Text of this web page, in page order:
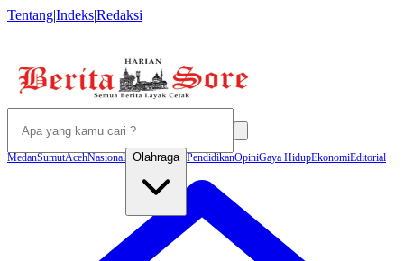
Tentang|Indeks|Redaksi
MedanSumutAcehNasional Olahraga PendidikanOpiniGaya HidupEkonomiEditorial